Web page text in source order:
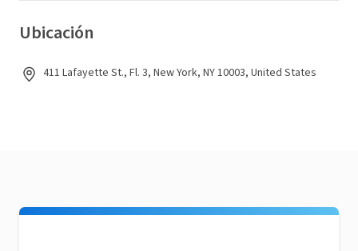
Ubicación
411 Lafayette St., Fl. 3, New York, NY 10003, United States